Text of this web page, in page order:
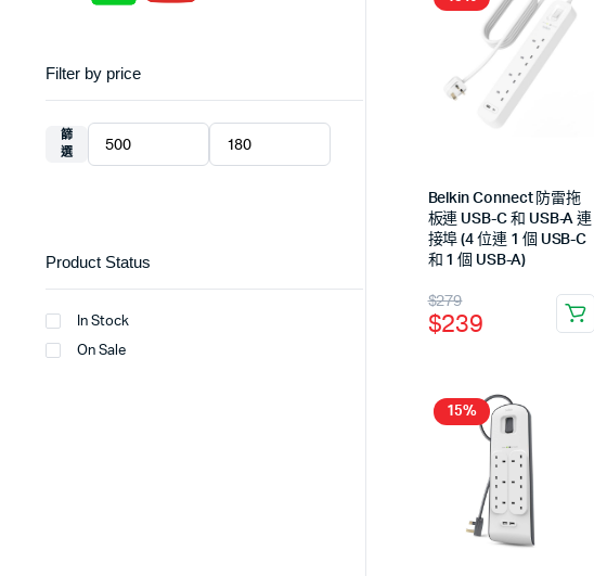
Belkin Connect 防雷拖
板連 USB-C 和 USB-A 連
接埠 (4 位連 1 個 USB-C
和 1 個 USB-A)
$279
$239
15%
Filter by price
篩
選
Product Status
In Stock
On Sale